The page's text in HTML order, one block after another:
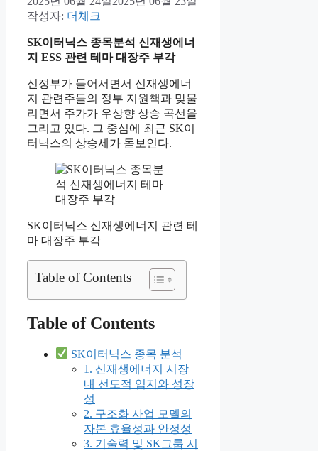
작성자: 더체크
SK이터닉스 종목분석 신재생에너
지 ESS 관련 테마 대장주 부각
신정부가 들어서면서 신재생에너
지 관련주들의 정부 지원책과 맞물
리면서 주가가 우상향 상승 곡선을
그리고 있다. 그 중심에 최근 SK이
터닉스의 상승세가 돋보인다.
SK이터닉스 신재생에너지 관련 테
마 대장주 부각
Table of Contents
Table of Contents
SK이터닉스 종목 분석
1. 신재생에너지 시장
내 선도적 입지와 성장
성
2. 구조화 사업 모델의
자본 효율성과 안정성
3. 기술력 및 SK그룹 시